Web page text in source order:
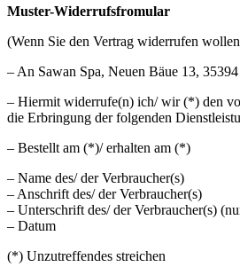
Muster-Widerrufsfromular
(Wenn Sie den Vertrag widerrufen
– An Sawan Spa, Neuen Bäue 13,
– Hiermit widerrufe(n) ich/ wir (*) den
die Erbringung der folgenden
– Bestellt am (*)/ erhalten am (*)
– Name des/ der Verbraucher(s)
– Anschrift des/ der Verbraucher(s)
– Unterschrift des/ der Verbraucher(s)
– Datum
(*) Unzutreffendes streichen